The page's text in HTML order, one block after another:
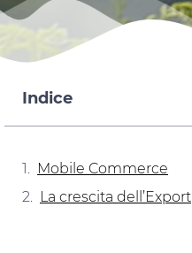
Indice
Mobile Commerce
La crescita dell’Export